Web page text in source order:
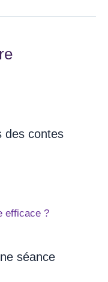
des contes
séance